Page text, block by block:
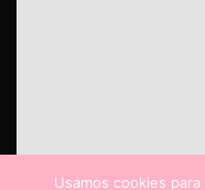
Usamos cookies